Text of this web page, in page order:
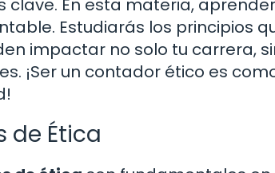
Estudiarás los principios
impactar no solo tu carrera,
¡Ser un contador ético es
de Ética